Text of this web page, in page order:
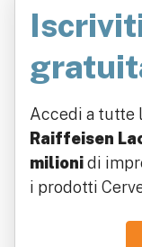
Accedi a tutte
Raiffeisen
milionidi
i prodotti